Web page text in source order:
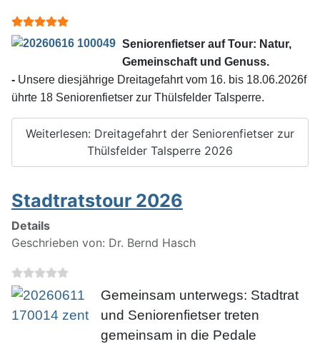
Bewertung:
Seniorenfietser auf Tour: Natur,
Gemeinschaft und Genuss.
- Unsere diesjährige Dreitagefahrt vom 16. bis 18.06.2026f
ührte 18 Seniorenfietser zur Thülsfelder Talsperre.
Weiterlesen: Dreitagefahrt der Seniorenfietser zur
Thülsfelder Talsperre 2026
Stadtratstour 2026
Details
Geschrieben von: Dr. Bernd Hasch
Gemeinsam unterwegs: Stadtrat
und Seniorenfietser treten
gemeinsam in die Pedale